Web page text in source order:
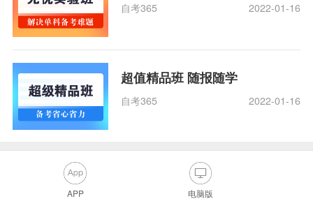
自考365 2022-01-16
超值精品班 随报随学
自考365 2022-01-16
APP 电脑版